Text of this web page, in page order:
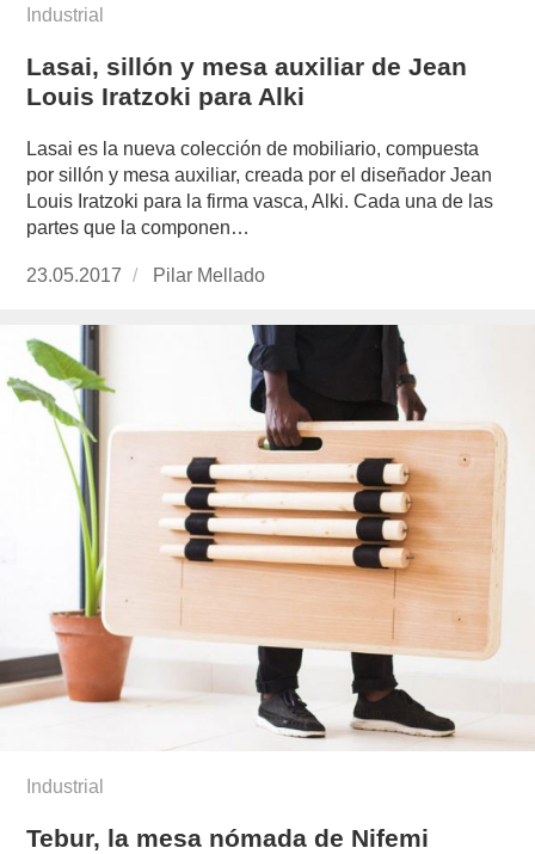
Industrial
Lasai, sillón y mesa auxiliar de Jean
Louis Iratzoki para Alki
Lasai es la nueva colección de mobiliario, compuesta
por sillón y mesa auxiliar, creada por el diseñador Jean
Louis Iratzoki para la firma vasca, Alki. Cada una de las
partes que la componen…
Publicado
23.05.2017
https://www.experimenta.es/author/pilar-
Pilar Mellado
Industrial
Tebur, la mesa nómada de Nifemi